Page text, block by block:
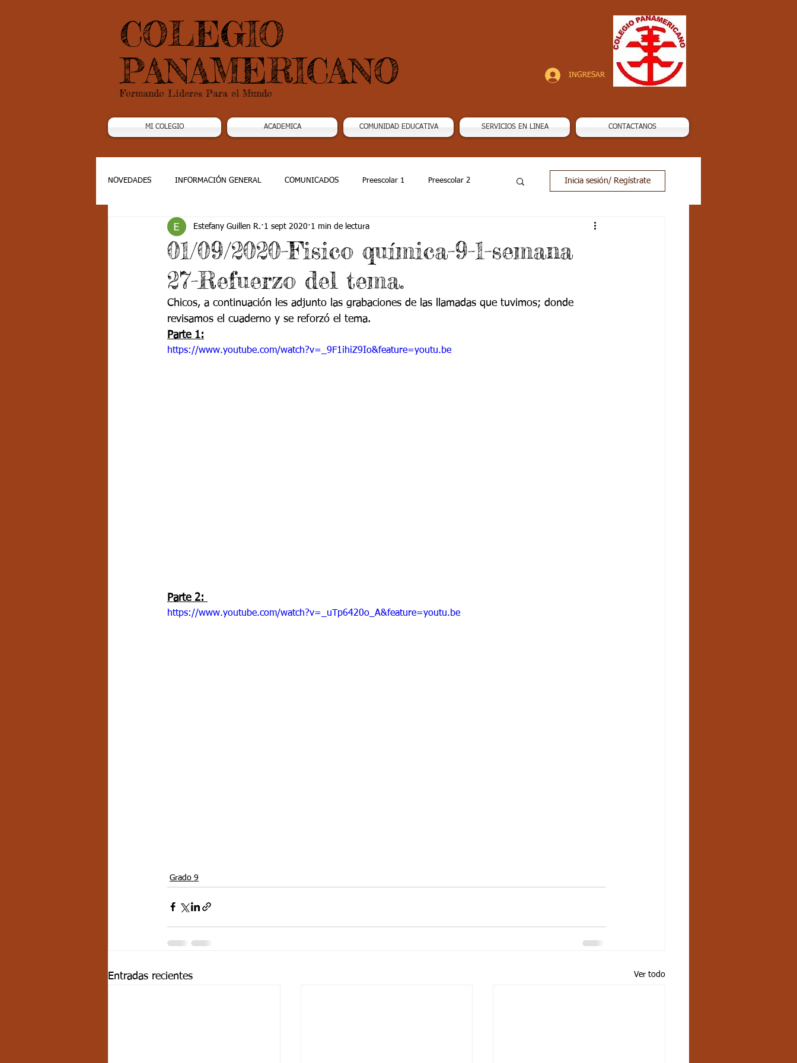
COLEGIO
PANAMERICANO
Formando Lideres Para el Mundo
INGRESAR
MI COLEGIO ACADEMICA COMUNIDAD EDUCATIVA SERVICIOS EN LINEA CONTACTANOS
NOVEDADES INFORMACIÓN GENERAL COMUNICADOS Preescolar 1 Preescolar 2
Grado 2 Grado 3 Grado 4 Grado 5
Grado 7 -2 Grado 8 Grado 9 Grado 10 Grado 11
PSICOLOGÍA INSTITUCIONAL DEPORTES Jardín-2020
Inicia sesión/ Regístrate
01/09/2020-Fisico química-9-1-semana
27-Refuerzo del tema.
Estefany Guillen R. 1 sept 2020 1 min de lectura
Chicos, a continuación les adjunto las grabaciones de las llamadas que tuvimos; donde
revisamos el cuaderno y se reforzó el tema.
Parte 1:
https://www.youtube.com/watch?v=_9F1ihiZ9Io&feature=youtu.be
Parte 2:
https://www.youtube.com/watch?v=_uTp6420o_A&feature=youtu.be
Grado 9
Entradas recientes Ver todo